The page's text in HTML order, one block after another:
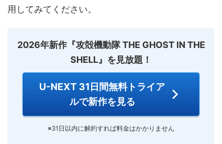
用してみてください。
2026年新作『攻殻機動隊 THE GHOST IN THE
SHELL』を見放題！
U-NEXT 31日間無料トライア
ルで新作を見る
※31日以内に解約すれば料金はかかりません